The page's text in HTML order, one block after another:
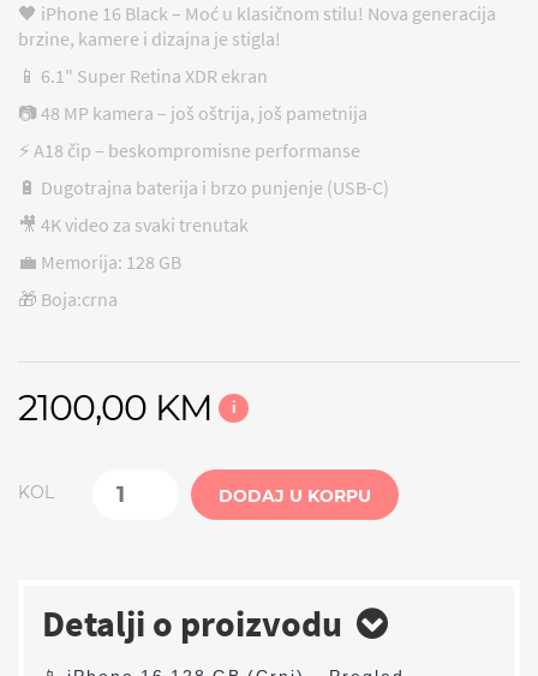
🖤 iPhone 16 Black – Moć u klasičnom stilu! Nova generacija
brzine, kamere i dizajna je stigla!
📱 6.1" Super Retina XDR ekran
📷 48 MP kamera – još oštrija, još pametnija
⚡ A18 čip – beskompromisne performanse
🔋 Dugotrajna baterija i brzo punjenje (USB-C)
🎥 4K video za svaki trenutak
💼 Memorija: 128 GB
🎁 Boja:crna
2100,00 KM i
KOL DODAJ U KORPU
Detalji o proizvodu